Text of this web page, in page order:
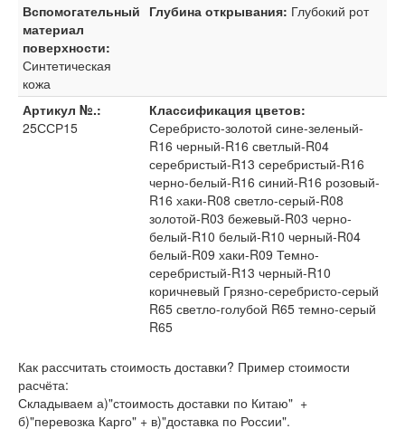
Вспомогательный
материал
поверхности:
Синтетическая
кожа
Глубина открывания: Глубокий рот
Артикул №.:
25ССР15
Классификация цветов:
Серебристо-золотой сине-зеленый-
R16 черный-R16 светлый-R04
серебристый-R13 серебристый-R16
черно-белый-R16 синий-R16 розовый-
R16 хаки-R08 светло-серый-R08
золотой-R03 бежевый-R03 черно-
белый-R10 белый-R10 черный-R04
белый-R09 хаки-R09 Темно-
серебристый-R13 черный-R10
коричневый Грязно-серебристо-серый
R65 светло-голубой R65 темно-серый
R65
Как рассчитать стоимость доставки? Пример стоимости
расчёта:
Складываем а)"стоимость доставки по Китаю" +
б)"перевозка Карго" + в)"доставка по России".